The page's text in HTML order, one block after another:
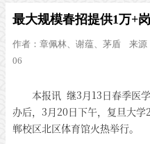
最大规模春招提供1万+
作者： 章佩林、谢蕴、茅盾 来源
06
本报讯 继3月13日春季医
办后，3月20日下午，复旦大
郸校区北区体育馆火热举行。